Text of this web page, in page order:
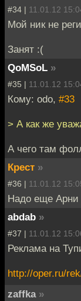
#34 | 11.01.12
Мой ник не
Занят :(
QoMSoL »
#35 | 11.01.12
Кому: odo, #33
> А как же
А чего там
Крест »
#36 | 11.01.12
Надо еще Арни
abdab »
#37 | 11.01.12
Реклама на
http://oper.ru/
zaffka »